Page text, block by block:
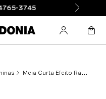
3745
Meia Curta Efeito Rasgado - Preto